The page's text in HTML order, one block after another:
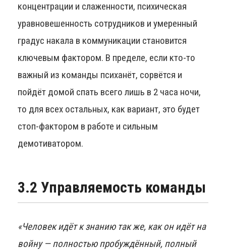
концентрации и слаженности, психическая
уравновешенность сотрудников и умеренный
градус накала в коммуникации становится
ключевым фактором. В пределе, если кто-то
важный из команды психанёт, сорвётся и
пойдёт домой спать всего лишь в 2 часа ночи,
то для всех остальных, как вариант, это будет
стоп-фактором в работе и сильным
демотиватором.
3.2 Управляемость команды
«Человек идёт к знанию так же, как он идёт на
войну — полностью пробуждённый, полный